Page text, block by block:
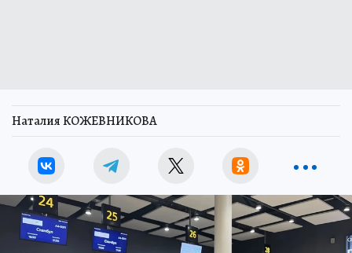
Наталия КОЖЕВНИКОВА